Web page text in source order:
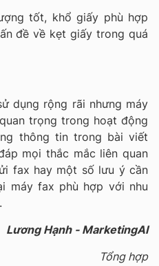
tốt, khổ giấy phù hợp
đề về kẹt giấy trong quá
dụng rộng rãi nhưng máy
trọng trong hoạt động
thông tin trong bài viết
mọi thắc mắc liên quan
fax hay một số lưu ý cần
máy fax phù hợp với nhu
Lương Hạnh - MarketingAI
Tổng hợp